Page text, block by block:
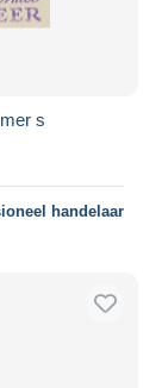
s
handelaar